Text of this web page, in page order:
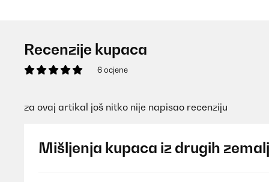
Recenzije kupaca
6 ocjene
za ovaj artikal još nitko nije napisao recenziju
Mišljenja kupaca iz drugih